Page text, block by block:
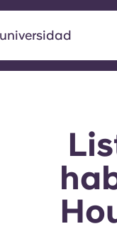
universidad
Impulsando